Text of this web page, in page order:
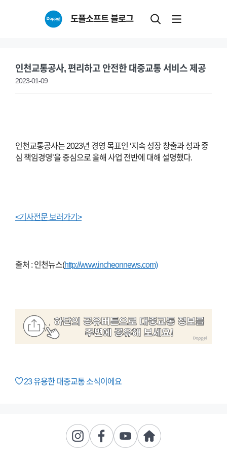
도플소프트 블로그
인천교통공사, 편리하고 안전한 대중교통 서비스 제공
2023-01-09
인천교통공사는 2023년 경영 목표인 ‘지속 성장 창출과 성과 중
심 책임경영’을 중심으로 올해 사업 전반에 대해 설명했다.
<기사전문 보러가기>
출처 : 인천뉴스(http://www.incheonnews.com)
23유용한 대중교통 소식이에요